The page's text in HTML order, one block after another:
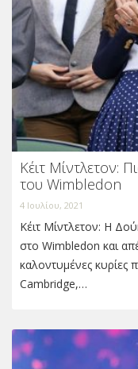
Κέιτ Μίντλετον:
του Wimbledon
4 Ιουλίου, 2021
Κέιτ Μίντλετον: Η
στο Wimbledon και
καλοντυμένες
Cambridge,…